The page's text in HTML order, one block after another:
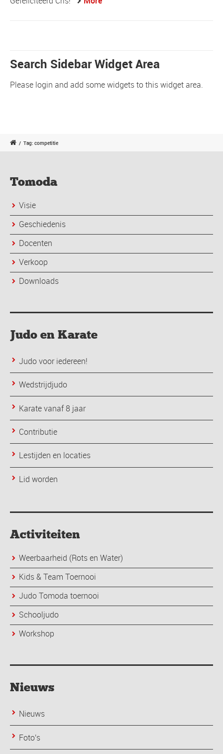
Search Sidebar Widget Area
Please login and add some widgets to this widget area.
/ Tag: competitie
Tomoda
Visie
Geschiedenis
Docenten
Verkoop
Downloads
Judo en Karate
Judo voor iedereen!
Wedstrijdjudo
Karate vanaf 8 jaar
Contributie
Lestijden en locaties
Lid worden
Activiteiten
Weerbaarheid (Rots en Water)
Kids & Team Toernooi
Judo Tomoda toernooi
Schooljudo
Workshop
Nieuws
Nieuws
Foto's